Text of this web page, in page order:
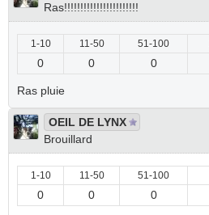
Ras!!!!!!!!!!!!!!!!!!!!!!!
1-10 11-50 51-100
0 0 0
Ras pluie
OEIL DE LYNX
Brouillard
1-10 11-50 51-100
0 0 0